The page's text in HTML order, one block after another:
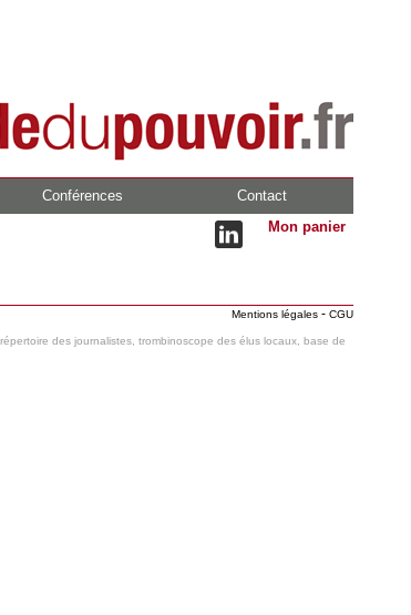
Conférences Contact
Mon panier
Mentions légales - CGU
des journalistes, trombinoscope des élus locaux, base de